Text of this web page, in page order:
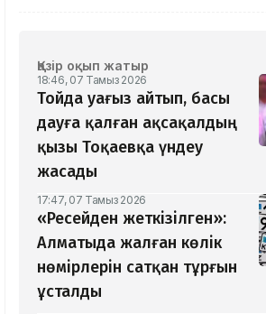
Қазір оқып жатыр
18:46, 07 Тамыз 2026
Тойда уағыз айтып, басы
дауға қалған ақсақалдың
қызы Тоқаевқа үндеу
жасады
17:47, 07 Тамыз 2026
«Ресейден жеткізілген»:
Алматыда жалған көлік
нөмірлерін сатқан тұрғын
ұсталды